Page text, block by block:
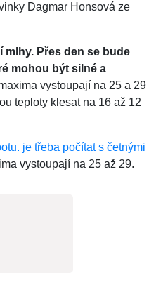
Dagmar Honsová ze
Přes den se bude
mohou být silné a
vystoupají na 25 a 29
teploty klesat na 16 až 12
je třeba počítat s četnými
vystoupají na 25 až 29.